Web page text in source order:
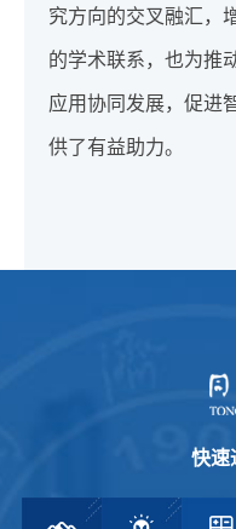
究方向的交叉融汇，
的学术联系，也为推
应用协同发展，促进
供了有益助力。
快速